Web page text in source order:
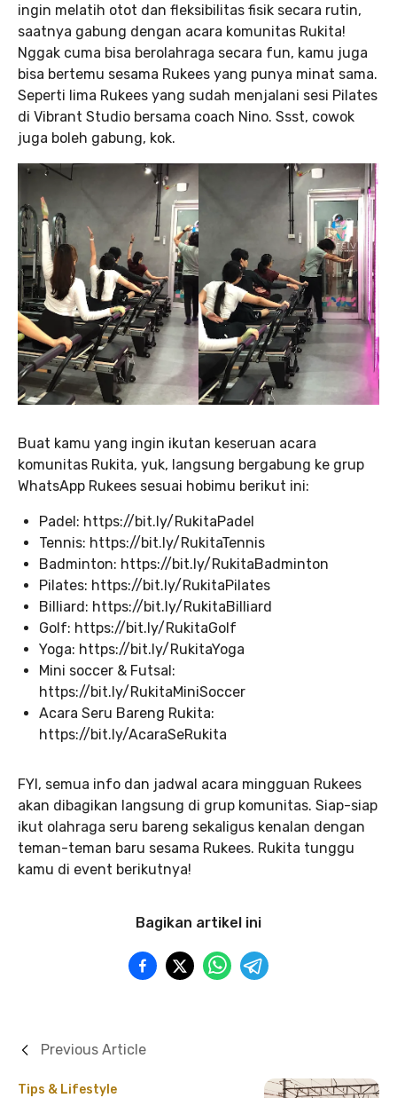
ingin melatih otot dan fleksibilitas fisik secara rutin,
saatnya gabung dengan acara komunitas Rukita!
Nggak cuma bisa berolahraga secara fun, kamu juga
bisa bertemu sesama Rukees yang punya minat sama.
Seperti lima Rukees yang sudah menjalani sesi Pilates
di Vibrant Studio bersama coach Nino. Ssst, cowok
juga boleh gabung, kok.
Buat kamu yang ingin ikutan keseruan acara
komunitas Rukita, yuk, langsung bergabung ke grup
WhatsApp Rukees sesuai hobimu berikut ini:
Padel: https://bit.ly/RukitaPadel
Tennis: https://bit.ly/RukitaTennis
Badminton: https://bit.ly/RukitaBadminton
Pilates: https://bit.ly/RukitaPilates
Billiard: https://bit.ly/RukitaBilliard
Golf: https://bit.ly/RukitaGolf
Yoga: https://bit.ly/RukitaYoga
Mini soccer & Futsal:
https://bit.ly/RukitaMiniSoccer
Acara Seru Bareng Rukita:
https://bit.ly/AcaraSeRukita
FYI, semua info dan jadwal acara mingguan Rukees
akan dibagikan langsung di grup komunitas. Siap-siap
ikut olahraga seru bareng sekaligus kenalan dengan
teman-teman baru sesama Rukees. Rukita tunggu
kamu di event berikutnya!
Bagikan artikel ini
Tips & Lifestyle
Previous Article